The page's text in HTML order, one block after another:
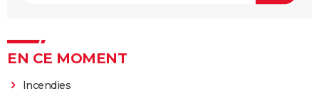
EN CE MOMENT
Incendies